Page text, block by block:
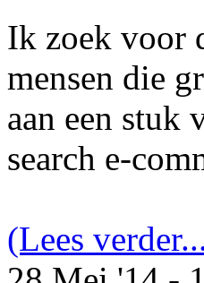
Ik zoek voor
mensen die
aan een stuk
search e-
(Lees